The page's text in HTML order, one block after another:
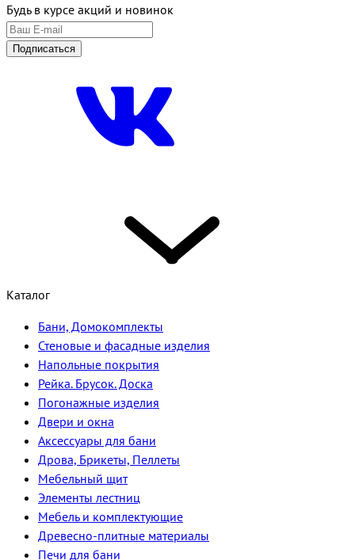
Будь в курсе акций и новинок
Подписаться
Каталог
Бани, Домокомплекты
Стеновые и фасадные изделия
Напольные покрытия
Рейка. Брусок. Доска
Погонажные изделия
Двери и окна
Аксессуары для бани
Дрова, Брикеты, Пеллеты
Мебельный щит
Элементы лестниц
Мебель и комплектующие
Древесно-плитные материалы
Печи для бани